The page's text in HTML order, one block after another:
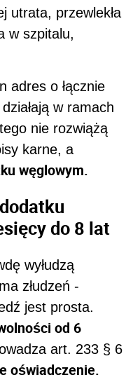
utrata, przewlekła
w szpitalu,
adres o łącznie
w ramach
nie rozwiążą
karne, a
węglowym.
do 8 lat
wyłudzą
złudzeń -
jest prosta.
od 6
art. 233 § 6
oświadczenie.